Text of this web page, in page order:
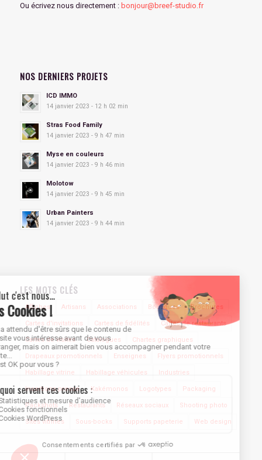
Ou écrivez nous directement : bonjour@breef-studio.fr
NOS DERNIERS PROJETS
ICD IMMO
14 janvier 2023 - 12 h 02 min
Stras Food Family
14 janvier 2023 - 9 h 47 min
Myse en couleurs
14 janvier 2023 - 9 h 46 min
Molotow
14 janvier 2023 - 9 h 45 min
Urban Painters
14 janvier 2023 - 9 h 44 min
LES MOTS CLÉS
Affiches Artisans Associations Boutiques Brochures
Cartes d'invitations Cartes de fidélités Cartes de restaurants
Cartes de visites Catalogues Chartes graphiques
Drapeaux promotionnels Enseignes Flyers promotionnels
Habillage vitrine Habillage véhicules Industries
Insertions presse Kakémonos Logotypes Packaging
Packshots Restaurants Réseaux sociaux Shooting photo
Sites vitrines Sous-bocks Supports papeterie Web design